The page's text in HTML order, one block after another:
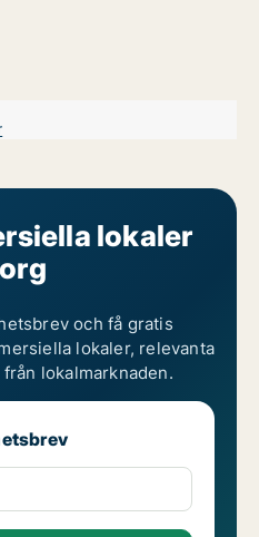
lokaler
och få gratis
lokaler, relevanta
lokalmarknaden.